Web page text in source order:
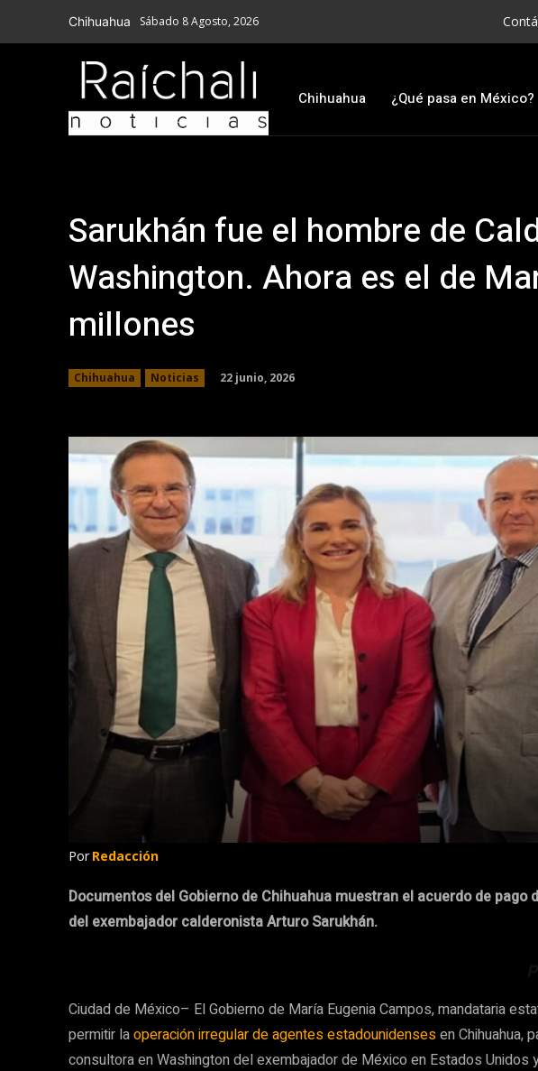
Chihuahua Sábado 8 Agosto, 2026
Chihuahua ¿Qué pasa en México?
Sarukhán fue el hombre de
Washington. Ahora es el de
millones
Chihuahua Noticias 22 junio, 2026
Por Redacción
Documentos del Gobierno de Chihuahua muestran el acuerdo de pago
del exembajador calderonista Arturo Sarukhán.
Ciudad de México– El Gobierno de María Eugenia Campos, mandataria
permitir laoperación irregular de agentes estadounidensesen Chihuahua,
consultora en Washington del exembajador de México en Estados